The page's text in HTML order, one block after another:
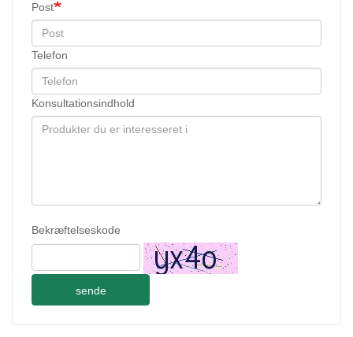
Post
Telefon
Konsultationsindhold
Bekræftelseskode
sende